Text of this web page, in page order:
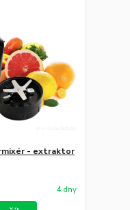
- extraktor
4 dny